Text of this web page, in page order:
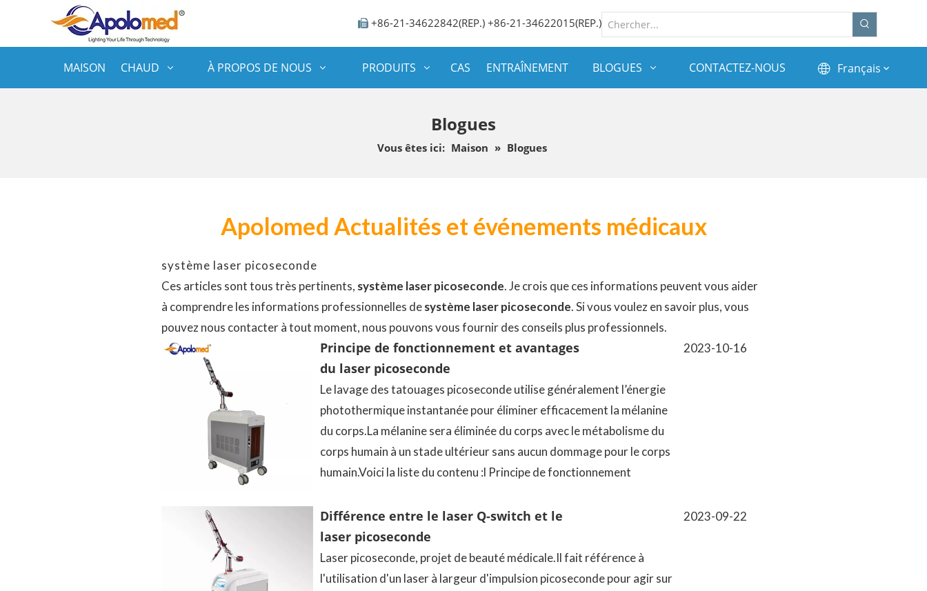
 +86-21-34622842(REP.) +86-21-34622015(REP.)
MAISON CHAUD À PROPOS DE NOUS PRODUITS CAS ENTRAÎNEMENT BLOGUES CONTACTEZ-NOUS Français
Blogues
Vous êtes ici: Maison » Blogues
Apolomed Actualités et événements médicaux
système laser picoseconde
Ces articles sont tous très pertinents, système laser picoseconde. Je crois que ces informations peuvent vous aider
à comprendre les informations professionnelles desystème laser picoseconde. Si vous voulez en savoir plus, vous
pouvez nous contacter à tout moment, nous pouvons vous fournir des conseils plus professionnels.
Principe de fonctionnement et avantages
du laser picoseconde
Le lavage des tatouages ​​picoseconde utilise généralement l’énergie
photothermique instantanée pour éliminer efficacement la mélanine
du corps.La mélanine sera éliminée du corps avec le métabolisme du
corps humain à un stade ultérieur sans aucun dommage pour le corps
humain.Voici la liste du contenu :l Principe de fonctionnement
2023-10-16
Différence entre le laser Q-switch et le
laser picoseconde
Laser picoseconde, projet de beauté médicale.Il fait référence à
l'utilisation d'un laser à largeur d'impulsion picoseconde pour agir sur
2023-09-22